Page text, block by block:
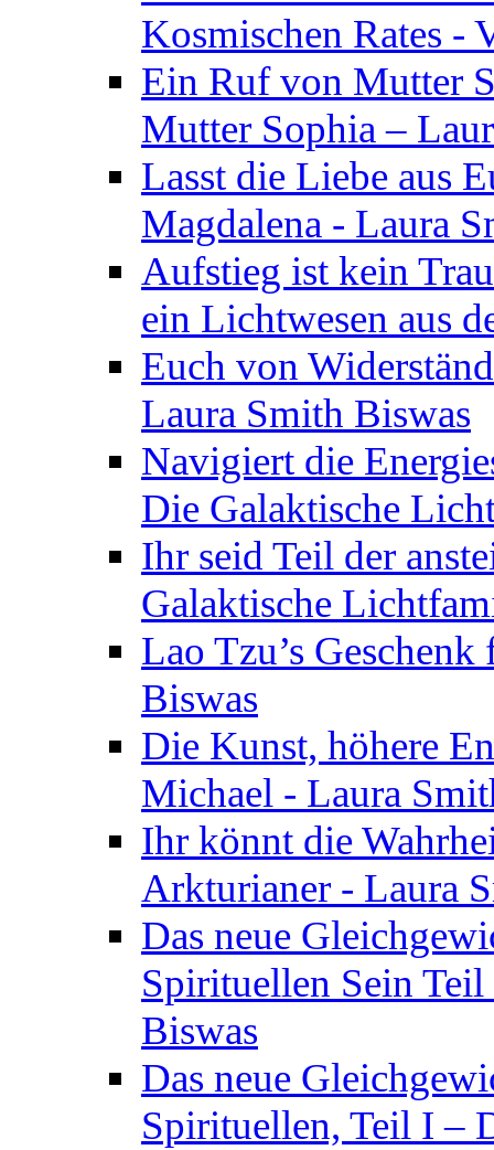
Kosmischen Rates -
Ein Ruf von Mutter
Mutter Sophia –
Lasst die Liebe aus
Magdalena - Laura
Aufstieg ist kein
ein Lichtwesen aus
Euch von
Laura Smith Biswas
Navigiert die
Die Galaktische
Ihr seid Teil der
Galaktische
Lao Tzu’s
Biswas
Die Kunst, höhere
Michael - Laura
Ihr könnt die
Arkturianer - Laura
Das neue
Spirituellen Sein
Biswas
Das neue
Spirituellen, Teil I –